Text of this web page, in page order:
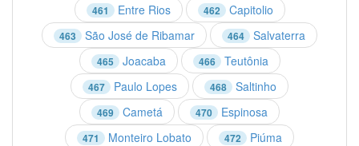
461 Entre Rios 462 Capitolio
463 São José de Ribamar 464 Salvaterra
465 Joacaba 466 Teutônia
467 Paulo Lopes 468 Saltinho
469 Cametá 470 Espinosa
471 Monteiro Lobato 472 Piúma